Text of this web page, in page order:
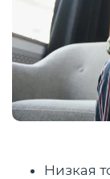
Низкая